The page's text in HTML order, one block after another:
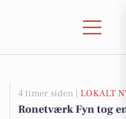
4 timer siden | LOKALT
Ronetværk Fyn tog